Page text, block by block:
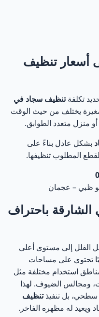
أسعار تنظيف
تكلفةتنظيف سجاد في
يختلف من حيث الوقت
منزل متعدد الطوابق.
بشكل عادل بناءً على
المطلوب تنظيفها.
ظبي – عجمان
باحتراف
الفلل إلى مستوى أعلى
تحتوي على مساحات
استخدام مختلفة مثل
ومجالس الضيوف. لهذا
سطحي، بل تنفيذتنظيف
ويعيد له مظهره الفاخر.